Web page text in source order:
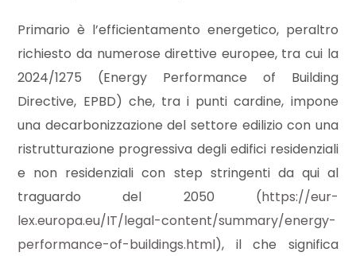
Primario è l’efficientamento energetico, peraltro
richiesto da numerose direttive europee, tra cui la
2024/1275 (Energy Performance of Building
Directive, EPBD) che, tra i punti cardine, impone
una decarbonizzazione del settore edilizio con una
ristrutturazione progressiva degli edifici residenziali
e non residenziali con step stringenti da qui al
traguardo del 2050 (https://eur-
lex.europa.eu/IT/legal-content/summary/energy-
performance-of-buildings.html), il che significa
Residenziali
Commerciali
Prezzo